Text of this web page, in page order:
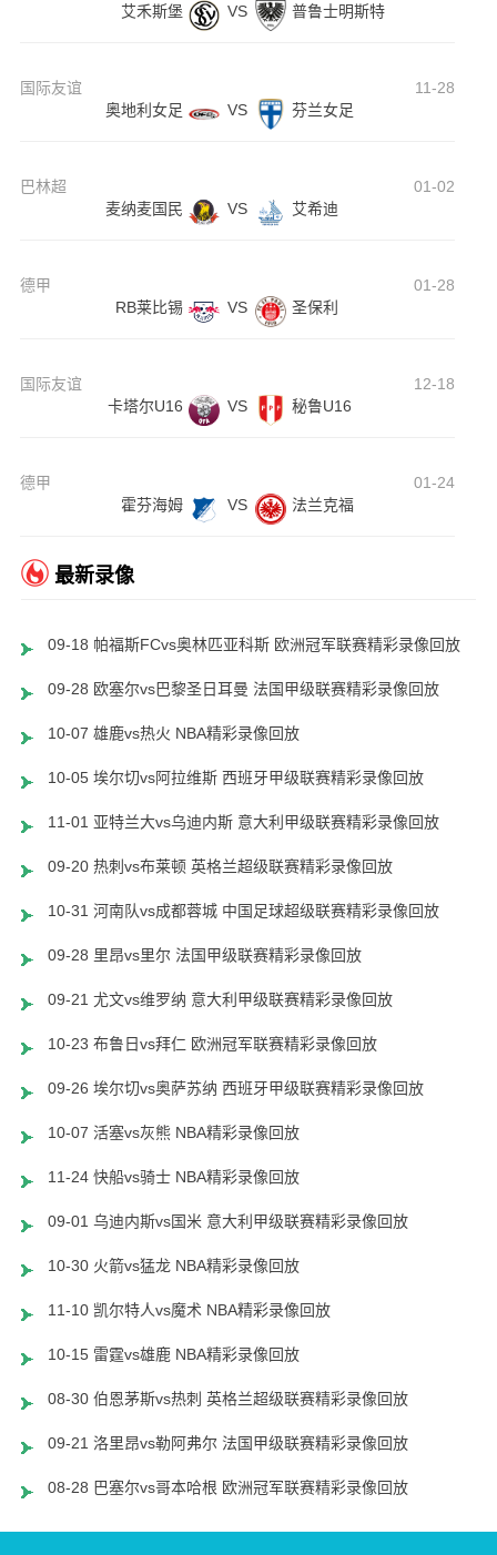
艾禾斯堡
VS 普鲁士明斯特
国际友谊
11-28
奥地利女足
VS 芬兰女足
巴林超
01-02
麦纳麦国民
VS 艾希迪
德甲
01-28
RB莱比锡
VS 圣保利
国际友谊
12-18
卡塔尔U16
VS 秘鲁U16
德甲
01-24
霍芬海姆
VS 法兰克福
最新录像
09-18 帕福斯FCvs奥林匹亚科斯 欧洲冠军联赛精彩录像回放
09-28 欧塞尔vs巴黎圣日耳曼 法国甲级联赛精彩录像回放
10-07 雄鹿vs热火 NBA精彩录像回放
10-05 埃尔切vs阿拉维斯 西班牙甲级联赛精彩录像回放
11-01 亚特兰大vs乌迪内斯 意大利甲级联赛精彩录像回放
09-20 热刺vs布莱顿 英格兰超级联赛精彩录像回放
10-31 河南队vs成都蓉城 中国足球超级联赛精彩录像回放
09-28 里昂vs里尔 法国甲级联赛精彩录像回放
09-21 尤文vs维罗纳 意大利甲级联赛精彩录像回放
10-23 布鲁日vs拜仁 欧洲冠军联赛精彩录像回放
09-26 埃尔切vs奥萨苏纳 西班牙甲级联赛精彩录像回放
10-07 活塞vs灰熊 NBA精彩录像回放
11-24 快船vs骑士 NBA精彩录像回放
09-01 乌迪内斯vs国米 意大利甲级联赛精彩录像回放
10-30 火箭vs猛龙 NBA精彩录像回放
11-10 凯尔特人vs魔术 NBA精彩录像回放
10-15 雷霆vs雄鹿 NBA精彩录像回放
08-30 伯恩茅斯vs热刺 英格兰超级联赛精彩录像回放
09-21 洛里昂vs勒阿弗尔 法国甲级联赛精彩录像回放
08-28 巴塞尔vs哥本哈根 欧洲冠军联赛精彩录像回放